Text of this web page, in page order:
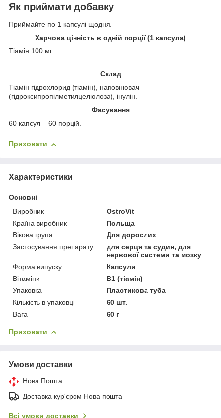
Як приймати добавку
Приймайте по 1 капсулі щодня.
Харчова цінність в одній порції (1 капсула)
Тіамін 100 мг
Склад
Тіамін гідрохлорид (тіамін), наповнювач
(гідроксипропілметилцелюлоза), інулін.
Фасування
60 капсул – 60 порцій.
Приховати
Характеристики
Основні
Виробник
OstroVit
Країна виробник
Польща
Вікова група
Для дорослих
Застосування препарату
для серця та судин, для
нервової системи та мозку
Форма випуску
Капсули
Вітаміни
В1 (тіамін)
Упаковка
Пластикова туба
Кількість в упаковці
60 шт.
Вага
60 г
Приховати
Умови доставки
Нова Пошта
Доставка кур'єром Нова пошта
Всі умови доставки